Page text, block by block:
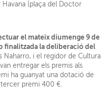
(plaça del Doctor
el mateix diumenge 9 de
finalitzada la deliberació del
Naharro, i el regidor de Cultura
entregar els premis als
ha guanyat una dotació de
premi 400 €.